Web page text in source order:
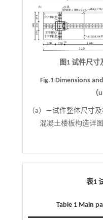
图1 试件尺寸
Fig.1 Dimensions
（
（a）—试件整体尺寸
混凝土楼板构造详
表1
Table 1 Main